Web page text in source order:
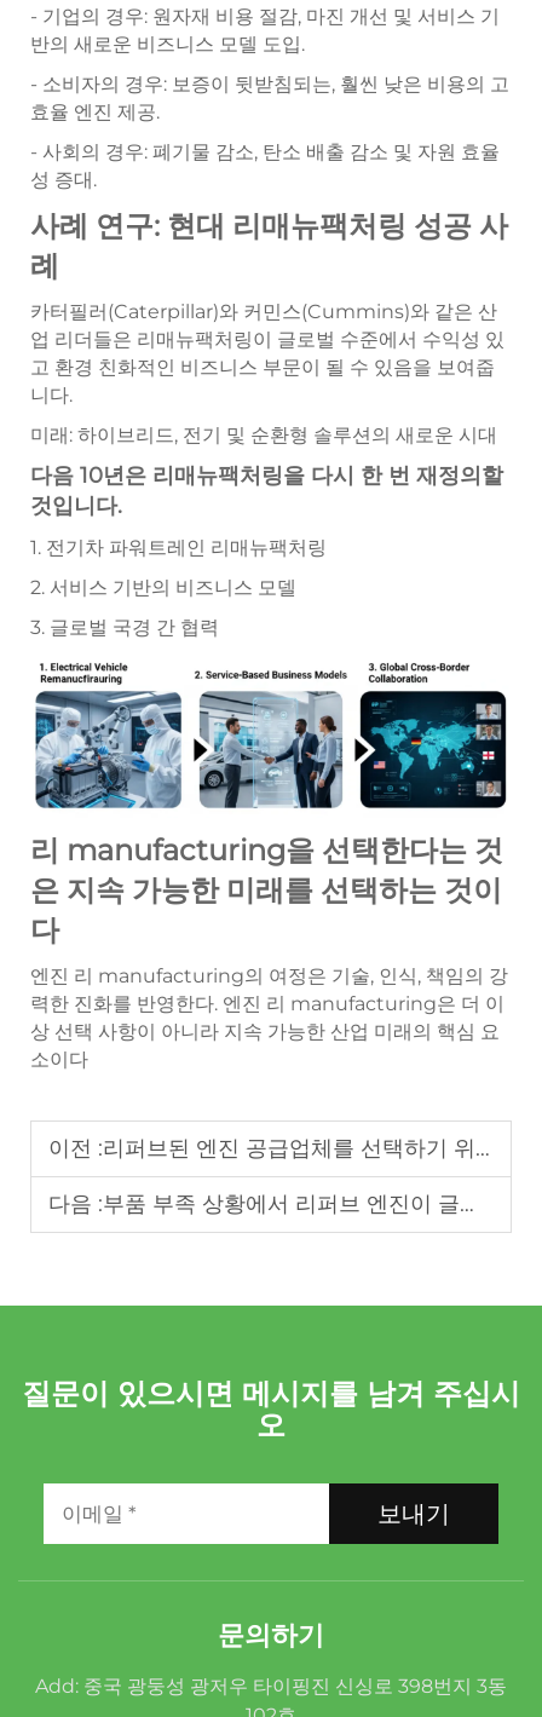
- 기업의 경우: 원자재 비용 절감, 마진 개선 및 서비스 기
반의 새로운 비즈니스 모델 도입.
- 소비자의 경우: 보증이 뒷받침되는, 훨씬 낮은 비용의 고
효율 엔진 제공.
- 사회의 경우: 폐기물 감소, 탄소 배출 감소 및 자원 효율
성 증대.
사례 연구: 현대 리매뉴팩처링 성공 사
례
카터필러(Caterpillar)와 커민스(Cummins)와 같은 산
업 리더들은 리매뉴팩처링이 글로벌 수준에서 수익성 있
고 환경 친화적인 비즈니스 부문이 될 수 있음을 보여줍
니다.
미래: 하이브리드, 전기 및 순환형 솔루션의 새로운 시대
다음 10년은 리매뉴팩처링을 다시 한 번 재정의할
것입니다.
1. 전기차 파워트레인 리매뉴팩처링
2. 서비스 기반의 비즈니스 모델
3. 글로벌 국경 간 협력
리 manufacturing을 선택한다는 것
은 지속 가능한 미래를 선택하는 것이
다
엔진 리 manufacturing의 여정은 기술, 인식, 책임의 강
력한 진화를 반영한다. 엔진 리 manufacturing은 더 이
상 선택 사항이 아니라 지속 가능한 산업 미래의 핵심 요
소이다
이전 :리퍼브된 엔진 공급업체를 선택하기 위한 완전한 구매 가이드
다음 :부품 부족 상황에서 리퍼브 엔진이 글로벌 애프터마켓 공급망을 지원하는 방법
질문이 있으시면 메시지를 남겨 주십시
오
보내기
문의하기
Add: 중국 광둥성 광저우 타이핑진 신싱로 398번지 3동